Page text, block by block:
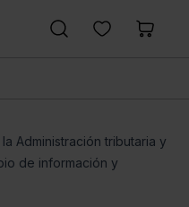
Administración tributaria y
de información y